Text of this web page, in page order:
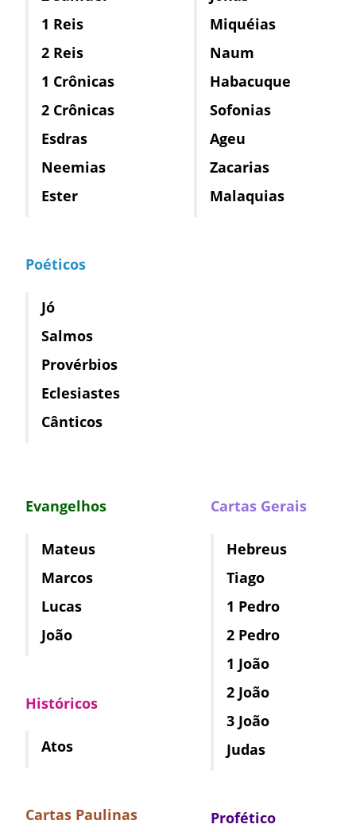
1 Reis
2 Reis
1 Crônicas
2 Crônicas
Esdras
Neemias
Ester
Poéticos
Jó
Salmos
Provérbios
Eclesiastes
Cânticos
Miquéias
Naum
Habacuque
Sofonias
Ageu
Zacarias
Malaquias
Evangelhos
Mateus
Marcos
Lucas
João
Históricos
Atos
Cartas Paulinas
Cartas Gerais
Hebreus
Tiago
1 Pedro
2 Pedro
1 João
2 João
3 João
Judas
Profético